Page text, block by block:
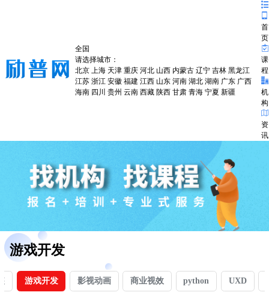
全国
请选择城市：
北京 上海 天津 重庆 河北 山西 内蒙古 辽宁 吉林 黑龙江
江苏 浙江 安徽 福建 江西 山东 河南 湖北 湖南 广东 广西
海南 四川 贵州 云南 西藏 陕西 甘肃 青海 宁夏 新疆
首
页
课
程
机
构
资
讯
游戏开发
游戏开发 影视动画 商业视效 python UXD